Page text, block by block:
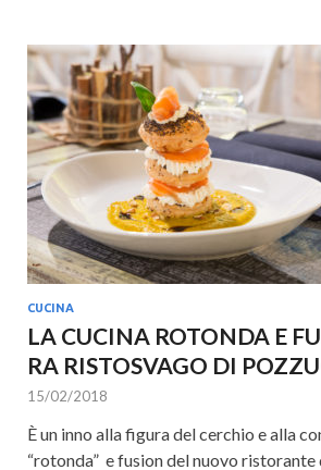
CUCINA
LA CUCINA ROTONDA E
RA RISTOSVAGO DI
15/02/2018
È un inno alla figura del cerchio e alla
“rotonda” e fusion del nuovo ristorante